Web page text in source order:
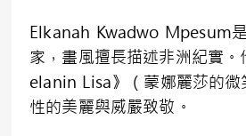
Elkanah Kwadwo Mpesum
家，畫風擅長描述非洲紀實。
elanin Lisa》（蒙娜麗莎的微
性的美麗與威嚴致敬。